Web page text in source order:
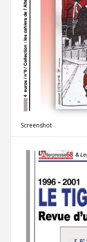
Screenshot